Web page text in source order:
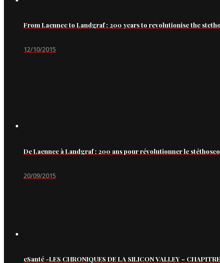
From Laennec to Landgraf : 200 years to revolutionise the
12/10/2015
De Laennec à Landgraf : 200 ans pour révolutionner le
20/09/2015
eSanté -LES CHRONIQUES DE LA SILICON VALLEY –